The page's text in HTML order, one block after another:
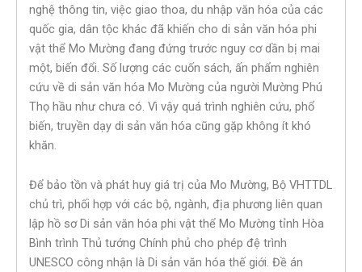
nghệ thông tin, việc giao thoa, du nhập văn hóa của các
quốc gia, dân tộc khác đã khiến cho di sản văn hóa phi
vật thể Mo Mường đang đứng trước nguy cơ dần bị mai
một, biến đổi. Số lượng các cuốn sách, ấn phẩm nghiên
cứu về di sản văn hóa Mo Mường của người Mường Phú
Thọ hầu như chưa có. Vì vậy quá trình nghiên cứu, phổ
biến, truyền dạy di sản văn hóa cũng gặp không ít khó
khăn.
Để bảo tồn và phát huy giá trị của Mo Mường, Bộ VHTTDL
chủ trì, phối hợp với các bộ, ngành, địa phương liên quan
lập hồ sơ Di sản văn hóa phi vật thể Mo Mường tỉnh Hòa
Bình trình Thủ tướng Chính phủ cho phép đệ trình
UNESCO công nhận là Di sản văn hóa thế giới. Đề án